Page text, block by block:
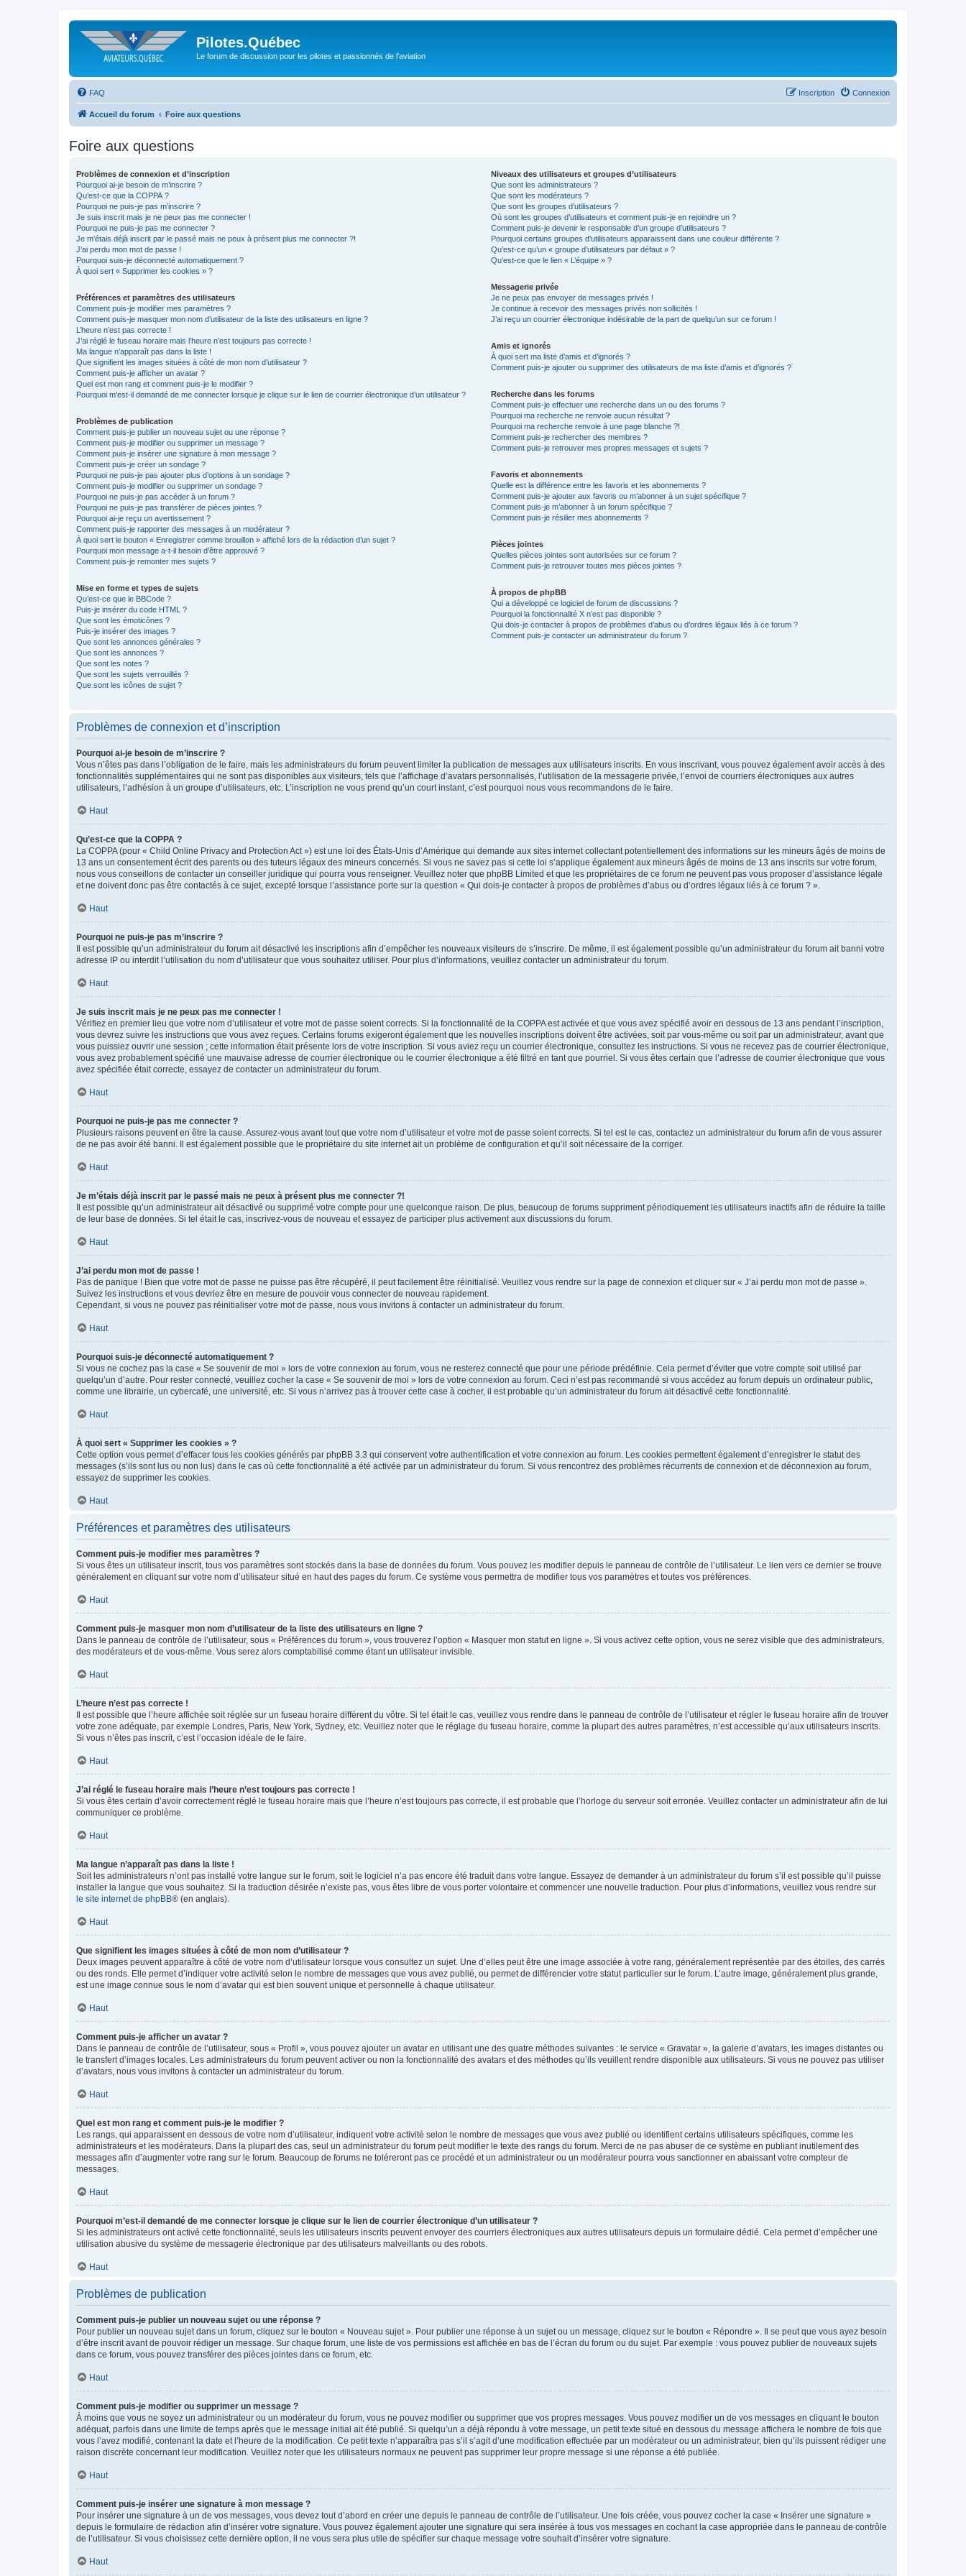
Pilotes.Québec
Le forum de discussion pour les pilotes et passionnés de l'aviation
FAQ Connexion
Inscription
Accueil du forum Foire aux questions
Foire aux questions
Problèmes de connexion et d’inscription
Pourquoi ai-je besoin de m’inscrire ?
Qu’est-ce que la COPPA ?
Pourquoi ne puis-je pas m’inscrire ?
Je suis inscrit mais je ne peux pas me connecter !
Pourquoi ne puis-je pas me connecter ?
Je m’étais déjà inscrit par le passé mais ne peux à présent plus me connecter ?!
J’ai perdu mon mot de passe !
Pourquoi suis-je déconnecté automatiquement ?
À quoi sert « Supprimer les cookies » ?
Préférences et paramètres des utilisateurs
Comment puis-je modifier mes paramètres ?
Comment puis-je masquer mon nom d’utilisateur de la liste des utilisateurs en ligne ?
L’heure n’est pas correcte !
J’ai réglé le fuseau horaire mais l’heure n’est toujours pas correcte !
Ma langue n’apparaît pas dans la liste !
Que signifient les images situées à côté de mon nom d’utilisateur ?
Comment puis-je afficher un avatar ?
Quel est mon rang et comment puis-je le modifier ?
Pourquoi m’est-il demandé de me connecter lorsque je clique sur le lien de courrier électronique d’un utilisateur ?
Problèmes de publication
Comment puis-je publier un nouveau sujet ou une réponse ?
Comment puis-je modifier ou supprimer un message ?
Comment puis-je insérer une signature à mon message ?
Comment puis-je créer un sondage ?
Pourquoi ne puis-je pas ajouter plus d’options à un sondage ?
Comment puis-je modifier ou supprimer un sondage ?
Pourquoi ne puis-je pas accéder à un forum ?
Pourquoi ne puis-je pas transférer de pièces jointes ?
Pourquoi ai-je reçu un avertissement ?
Comment puis-je rapporter des messages à un modérateur ?
À quoi sert le bouton « Enregistrer comme brouillon » affiché lors de la rédaction d’un sujet ?
Pourquoi mon message a-t-il besoin d’être approuvé ?
Comment puis-je remonter mes sujets ?
Mise en forme et types de sujets
Qu’est-ce que le BBCode ?
Puis-je insérer du code HTML ?
Que sont les émoticônes ?
Puis-je insérer des images ?
Que sont les annonces générales ?
Que sont les annonces ?
Que sont les notes ?
Que sont les sujets verrouillés ?
Que sont les icônes de sujet ?
Niveaux des utilisateurs et groupes d’utilisateurs
Que sont les administrateurs ?
Que sont les modérateurs ?
Que sont les groupes d’utilisateurs ?
Où sont les groupes d’utilisateurs et comment puis-je en rejoindre un ?
Comment puis-je devenir le responsable d’un groupe d’utilisateurs ?
Pourquoi certains groupes d’utilisateurs apparaissent dans une couleur différente ?
Qu’est-ce qu’un « groupe d’utilisateurs par défaut » ?
Qu’est-ce que le lien « L’équipe » ?
Messagerie privée
Je ne peux pas envoyer de messages privés !
Je continue à recevoir des messages privés non sollicités !
J’ai reçu un courrier électronique indésirable de la part de quelqu’un sur ce forum !
Amis et ignorés
À quoi sert ma liste d’amis et d’ignorés ?
Comment puis-je ajouter ou supprimer des utilisateurs de ma liste d’amis et d’ignorés ?
Recherche dans les forums
Comment puis-je effectuer une recherche dans un ou des forums ?
Pourquoi ma recherche ne renvoie aucun résultat ?
Pourquoi ma recherche renvoie à une page blanche ?!
Comment puis-je rechercher des membres ?
Comment puis-je retrouver mes propres messages et sujets ?
Favoris et abonnements
Quelle est la différence entre les favoris et les abonnements ?
Comment puis-je ajouter aux favoris ou m’abonner à un sujet spécifique ?
Comment puis-je m’abonner à un forum spécifique ?
Comment puis-je résilier mes abonnements ?
Pièces jointes
Quelles pièces jointes sont autorisées sur ce forum ?
Comment puis-je retrouver toutes mes pièces jointes ?
À propos de phpBB
Qui a développé ce logiciel de forum de discussions ?
Pourquoi la fonctionnalité X n’est pas disponible ?
Qui dois-je contacter à propos de problèmes d’abus ou d’ordres légaux liés à ce forum ?
Comment puis-je contacter un administrateur du forum ?
Problèmes de connexion et d’inscription
Pourquoi ai-je besoin de m’inscrire ?
Vous n’êtes pas dans l’obligation de le faire, mais les administrateurs du forum peuvent limiter la publication de messages aux utilisateurs inscrits. En vous inscrivant, vous pouvez également avoir accès à des
fonctionnalités supplémentaires qui ne sont pas disponibles aux visiteurs, tels que l’affichage d’avatars personnalisés, l’utilisation de la messagerie privée, l’envoi de courriers électroniques aux autres
utilisateurs, l’adhésion à un groupe d’utilisateurs, etc. L’inscription ne vous prend qu’un court instant, c’est pourquoi nous vous recommandons de le faire.
Haut
Qu’est-ce que la COPPA ?
La COPPA (pour « Child Online Privacy and Protection Act ») est une loi des États-Unis d’Amérique qui demande aux sites internet collectant potentiellement des informations sur les mineurs âgés de moins de
13 ans un consentement écrit des parents ou des tuteurs légaux des mineurs concernés. Si vous ne savez pas si cette loi s’applique également aux mineurs âgés de moins de 13 ans inscrits sur votre forum,
nous vous conseillons de contacter un conseiller juridique qui pourra vous renseigner. Veuillez noter que phpBB Limited et que les propriétaires de ce forum ne peuvent pas vous proposer d’assistance légale
et ne doivent donc pas être contactés à ce sujet, excepté lorsque l’assistance porte sur la question « Qui dois-je contacter à propos de problèmes d’abus ou d’ordres légaux liés à ce forum ? ».
Haut
Pourquoi ne puis-je pas m’inscrire ?
Il est possible qu’un administrateur du forum ait désactivé les inscriptions afin d’empêcher les nouveaux visiteurs de s’inscrire. De même, il est également possible qu’un administrateur du forum ait banni votre
adresse IP ou interdit l’utilisation du nom d’utilisateur que vous souhaitez utiliser. Pour plus d’informations, veuillez contacter un administrateur du forum.
Haut
Je suis inscrit mais je ne peux pas me connecter !
Vérifiez en premier lieu que votre nom d’utilisateur et votre mot de passe soient corrects. Si la fonctionnalité de la COPPA est activée et que vous avez spécifié avoir en dessous de 13 ans pendant l’inscription,
vous devrez suivre les instructions que vous avez reçues. Certains forums exigeront également que les nouvelles inscriptions doivent être activées, soit par vous-même ou soit par un administrateur, avant que
vous puissiez ouvrir une session ; cette information était présente lors de votre inscription. Si vous aviez reçu un courrier électronique, consultez les instructions. Si vous ne recevez pas de courrier électronique,
vous avez probablement spécifié une mauvaise adresse de courrier électronique ou le courrier électronique a été filtré en tant que pourriel. Si vous êtes certain que l’adresse de courrier électronique que vous
avez spécifiée était correcte, essayez de contacter un administrateur du forum.
Haut
Pourquoi ne puis-je pas me connecter ?
Plusieurs raisons peuvent en être la cause. Assurez-vous avant tout que votre nom d’utilisateur et votre mot de passe soient corrects. Si tel est le cas, contactez un administrateur du forum afin de vous assurer
de ne pas avoir été banni. Il est également possible que le propriétaire du site internet ait un problème de configuration et qu’il soit nécessaire de la corriger.
Haut
Je m’étais déjà inscrit par le passé mais ne peux à présent plus me connecter ?!
Il est possible qu’un administrateur ait désactivé ou supprimé votre compte pour une quelconque raison. De plus, beaucoup de forums suppriment périodiquement les utilisateurs inactifs afin de réduire la taille
de leur base de données. Si tel était le cas, inscrivez-vous de nouveau et essayez de participer plus activement aux discussions du forum.
Haut
J’ai perdu mon mot de passe !
Pas de panique ! Bien que votre mot de passe ne puisse pas être récupéré, il peut facilement être réinitialisé. Veuillez vous rendre sur la page de connexion et cliquer sur « J’ai perdu mon mot de passe ».
Suivez les instructions et vous devriez être en mesure de pouvoir vous connecter de nouveau rapidement.
Cependant, si vous ne pouvez pas réinitialiser votre mot de passe, nous vous invitons à contacter un administrateur du forum.
Haut
Pourquoi suis-je déconnecté automatiquement ?
Si vous ne cochez pas la case « Se souvenir de moi » lors de votre connexion au forum, vous ne resterez connecté que pour une période prédéfinie. Cela permet d’éviter que votre compte soit utilisé par
quelqu’un d’autre. Pour rester connecté, veuillez cocher la case « Se souvenir de moi » lors de votre connexion au forum. Ceci n’est pas recommandé si vous accédez au forum depuis un ordinateur public,
comme une librairie, un cybercafé, une université, etc. Si vous n’arrivez pas à trouver cette case à cocher, il est probable qu’un administrateur du forum ait désactivé cette fonctionnalité.
Haut
À quoi sert « Supprimer les cookies » ?
Cette option vous permet d’effacer tous les cookies générés par phpBB 3.3 qui conservent votre authentification et votre connexion au forum. Les cookies permettent également d’enregistrer le statut des
messages (s’ils sont lus ou non lus) dans le cas où cette fonctionnalité a été activée par un administrateur du forum. Si vous rencontrez des problèmes récurrents de connexion et de déconnexion au forum,
essayez de supprimer les cookies.
Haut
Préférences et paramètres des utilisateurs
Comment puis-je modifier mes paramètres ?
Si vous êtes un utilisateur inscrit, tous vos paramètres sont stockés dans la base de données du forum. Vous pouvez les modifier depuis le panneau de contrôle de l’utilisateur. Le lien vers ce dernier se trouve
généralement en cliquant sur votre nom d’utilisateur situé en haut des pages du forum. Ce système vous permettra de modifier tous vos paramètres et toutes vos préférences.
Haut
Comment puis-je masquer mon nom d’utilisateur de la liste des utilisateurs en ligne ?
Dans le panneau de contrôle de l’utilisateur, sous « Préférences du forum », vous trouverez l’option « Masquer mon statut en ligne ». Si vous activez cette option, vous ne serez visible que des administrateurs,
des modérateurs et de vous-même. Vous serez alors comptabilisé comme étant un utilisateur invisible.
Haut
L’heure n’est pas correcte !
Il est possible que l’heure affichée soit réglée sur un fuseau horaire différent du vôtre. Si tel était le cas, veuillez vous rendre dans le panneau de contrôle de l’utilisateur et régler le fuseau horaire afin de trouver
votre zone adéquate, par exemple Londres, Paris, New York, Sydney, etc. Veuillez noter que le réglage du fuseau horaire, comme la plupart des autres paramètres, n’est accessible qu’aux utilisateurs inscrits.
Si vous n’êtes pas inscrit, c’est l’occasion idéale de le faire.
Haut
J’ai réglé le fuseau horaire mais l’heure n’est toujours pas correcte !
Si vous êtes certain d’avoir correctement réglé le fuseau horaire mais que l’heure n’est toujours pas correcte, il est probable que l’horloge du serveur soit erronée. Veuillez contacter un administrateur afin de lui
communiquer ce problème.
Haut
Ma langue n’apparaît pas dans la liste !
Soit les administrateurs n’ont pas installé votre langue sur le forum, soit le logiciel n’a pas encore été traduit dans votre langue. Essayez de demander à un administrateur du forum s’il est possible qu’il puisse
installer la langue que vous souhaitez. Si la traduction désirée n’existe pas, vous êtes libre de vous porter volontaire et commencer une nouvelle traduction. Pour plus d’informations, veuillez vous rendre sur
le site internet de phpBB® (en anglais).
Haut
Que signifient les images situées à côté de mon nom d’utilisateur ?
Deux images peuvent apparaître à côté de votre nom d’utilisateur lorsque vous consultez un sujet. Une d’elles peut être une image associée à votre rang, généralement représentée par des étoiles, des carrés
ou des ronds. Elle permet d’indiquer votre activité selon le nombre de messages que vous avez publié, ou permet de différencier votre statut particulier sur le forum. L’autre image, généralement plus grande,
est une image connue sous le nom d’avatar qui est bien souvent unique et personnelle à chaque utilisateur.
Haut
Comment puis-je afficher un avatar ?
Dans le panneau de contrôle de l’utilisateur, sous « Profil », vous pouvez ajouter un avatar en utilisant une des quatre méthodes suivantes : le service « Gravatar », la galerie d’avatars, les images distantes ou
le transfert d’images locales. Les administrateurs du forum peuvent activer ou non la fonctionnalité des avatars et des méthodes qu’ils veuillent rendre disponible aux utilisateurs. Si vous ne pouvez pas utiliser
d’avatars, nous vous invitons à contacter un administrateur du forum.
Haut
Quel est mon rang et comment puis-je le modifier ?
Les rangs, qui apparaissent en dessous de votre nom d’utilisateur, indiquent votre activité selon le nombre de messages que vous avez publié ou identifient certains utilisateurs spécifiques, comme les
administrateurs et les modérateurs. Dans la plupart des cas, seul un administrateur du forum peut modifier le texte des rangs du forum. Merci de ne pas abuser de ce système en publiant inutilement des
messages afin d’augmenter votre rang sur le forum. Beaucoup de forums ne toléreront pas ce procédé et un administrateur ou un modérateur pourra vous sanctionner en abaissant votre compteur de
messages.
Haut
Pourquoi m’est-il demandé de me connecter lorsque je clique sur le lien de courrier électronique d’un utilisateur ?
Si les administrateurs ont activé cette fonctionnalité, seuls les utilisateurs inscrits peuvent envoyer des courriers électroniques aux autres utilisateurs depuis un formulaire dédié. Cela permet d’empêcher une
utilisation abusive du système de messagerie électronique par des utilisateurs malveillants ou des robots.
Haut
Problèmes de publication
Comment puis-je publier un nouveau sujet ou une réponse ?
Pour publier un nouveau sujet dans un forum, cliquez sur le bouton « Nouveau sujet ». Pour publier une réponse à un sujet ou un message, cliquez sur le bouton « Répondre ». Il se peut que vous ayez besoin
d’être inscrit avant de pouvoir rédiger un message. Sur chaque forum, une liste de vos permissions est affichée en bas de l’écran du forum ou du sujet. Par exemple : vous pouvez publier de nouveaux sujets
dans ce forum, vous pouvez transférer des pièces jointes dans ce forum, etc.
Haut
Comment puis-je modifier ou supprimer un message ?
À moins que vous ne soyez un administrateur ou un modérateur du forum, vous ne pouvez modifier ou supprimer que vos propres messages. Vous pouvez modifier un de vos messages en cliquant le bouton
adéquat, parfois dans une limite de temps après que le message initial ait été publié. Si quelqu’un a déjà répondu à votre message, un petit texte situé en dessous du message affichera le nombre de fois que
vous l’avez modifié, contenant la date et l’heure de la modification. Ce petit texte n’apparaîtra pas s’il s’agit d’une modification effectuée par un modérateur ou un administrateur, bien qu’ils puissent rédiger une
raison discrète concernant leur modification. Veuillez noter que les utilisateurs normaux ne peuvent pas supprimer leur propre message si une réponse a été publiée.
Haut
Comment puis-je insérer une signature à mon message ?
Pour insérer une signature à un de vos messages, vous devez tout d’abord en créer une depuis le panneau de contrôle de l’utilisateur. Une fois créée, vous pouvez cocher la case « Insérer une signature »
depuis le formulaire de rédaction afin d’insérer votre signature. Vous pouvez également ajouter une signature qui sera insérée à tous vos messages en cochant la case appropriée dans le panneau de contrôle
de l’utilisateur. Si vous choisissez cette dernière option, il ne vous sera plus utile de spécifier sur chaque message votre souhait d’insérer votre signature.
Haut